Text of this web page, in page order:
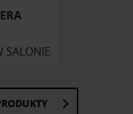
SALONIE